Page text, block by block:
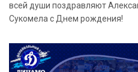
всей души поздравляют
Сукомела с Днем рождения!